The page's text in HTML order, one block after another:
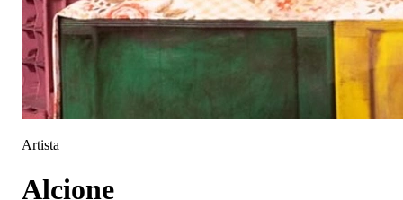
Artista
Alcione